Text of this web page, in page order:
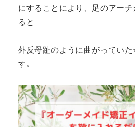
にすることにより、足のアー
ると
外反母趾のように曲がっていた
す。